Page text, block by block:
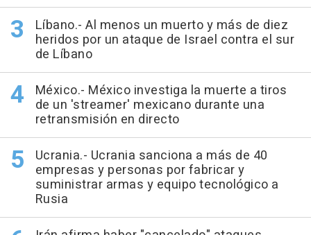
Líbano.- Al menos un muerto y más de diez
heridos por un ataque de Israel contra el sur
de Líbano
México.- México investiga la muerte a tiros
de un 'streamer' mexicano durante una
retransmisión en directo
Ucrania.- Ucrania sanciona a más de 40
empresas y personas por fabricar y
suministrar armas y equipo tecnológico a
Rusia